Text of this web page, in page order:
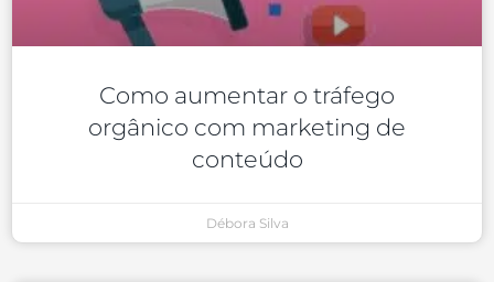
Como aumentar o tráfego
orgânico com marketing de
conteúdo
Débora Silva